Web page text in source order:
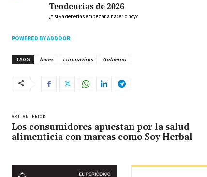
Tendencias de 2026
¿Y si ya deberías empezar a hacerlo hoy?
POWERED BY ADDOOR
TAGS bares coronavirus Gobierno
ART. ANTERIOR
Los consumidores apuestan por la salud
alimenticia con marcas como Soy Herbal